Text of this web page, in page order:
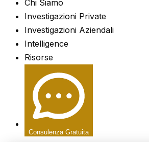
Chi Siamo
Investigazioni Private
Investigazioni Aziendali
Intelligence
Risorse
Consulenza Gratuita